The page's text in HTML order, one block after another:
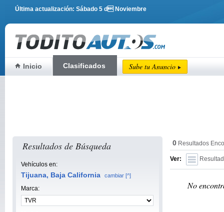
Última actualización: Sábado 5 d Noviembre
Inicio Clasificados Sube tu Anuncio
0 Resultados
Ver:
No
Resultados de Búsqueda
Vehículos en:
Tijuana, Baja California cambiar [^]
Marca: